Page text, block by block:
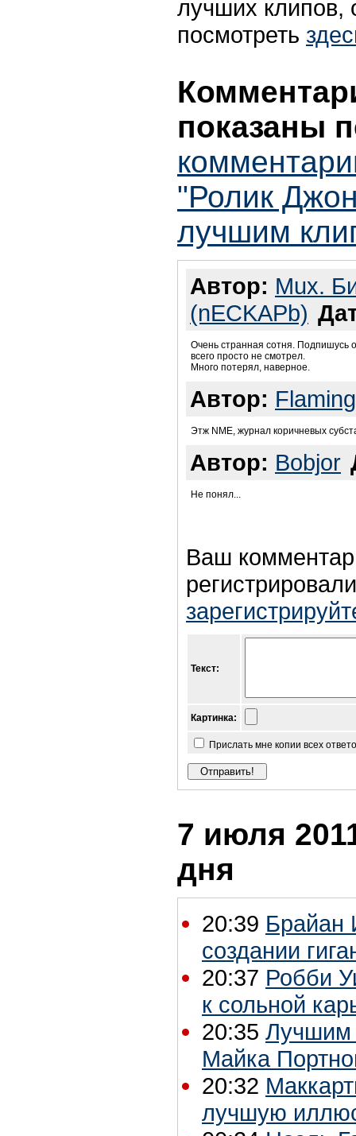
лучших клипов,
посмотреть
показаны
"Ролик
лучшим
Автор: Mux.
(nECKAPb)
Очень странная сотня. Подпишусь
всего просто не смотрел.
Много потерял, наверное.
Автор:
Этж NME, журнал коричневых
Автор: Bobjor
Не понял...
Ваш
Текст:
Картинка:
Прислать мне копии всех
7 июля
дня
20:39 Брайан
создании
20:37 Робби
к сольной
20:35 Лучшим
Майка
20:32
лучшую